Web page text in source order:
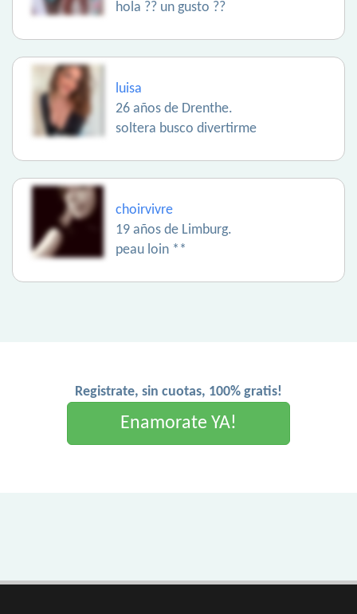
hola ?? un gusto ??
luisa
26 años de Drenthe.
soltera busco divertirme
choirvivre
19 años de Limburg.
peau loin **
Registrate, sin cuotas, 100% gratis!
Enamorate YA!